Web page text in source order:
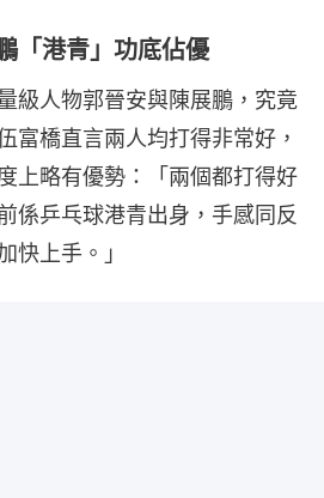
「港青」功底佔優
級人物郭晉安與陳展鵬，究竟
富橋直言兩人均打得非常好，
上略有優勢：「兩個都打得好
係乒乓球港青出身，手感同反
快上手。」